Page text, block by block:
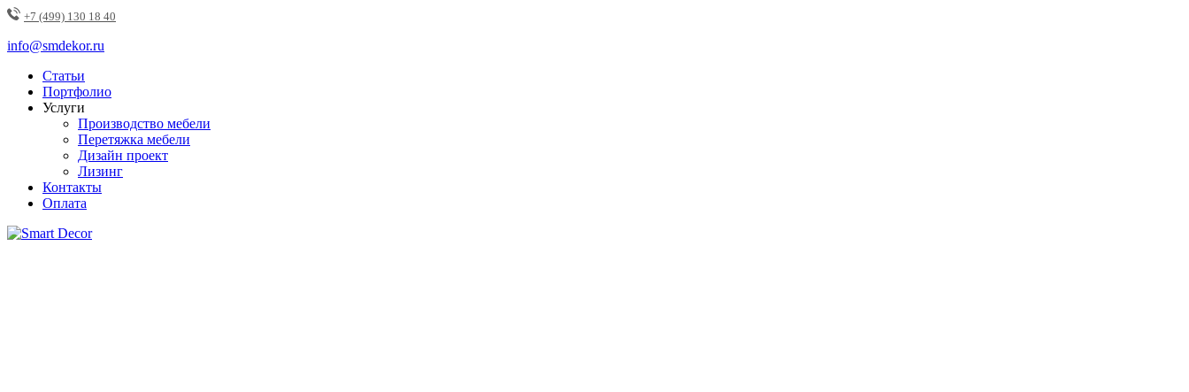
+7 (499) 130 18 40
info@smdekor.ru
Статьи
Портфолио
Услуги
Производство мебели
Перетяжка мебели
Дизайн проект
Лизинг
Контакты
Оплата